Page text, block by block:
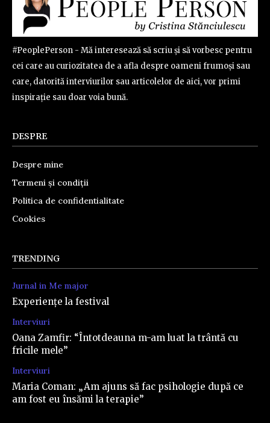
#PeoplePerson - Mă interesează să scriu și să vorbesc pentru
cei care au curiozitatea de a afla despre oameni frumoși sau
care, datorită interviurilor sau articolelor de aici, vor primi
inspirație sau doar voia bună.
DESPRE
Despre mine
Termeni și condiții
Politica de confidentialitate
Cookies
TRENDING
Jurnal in Me major
Experiențe la festival
Interviuri
Oana Zamfir: “Întotdeauna m-am luat la trântă cu
fricile mele”
Interviuri
Maria Coman: „Am ajuns să fac psihologie după ce
am fost eu însămi la terapie”